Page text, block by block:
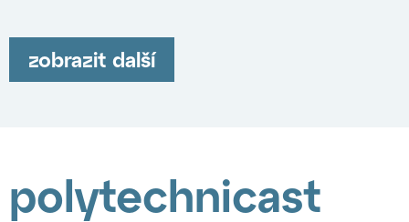
zobrazit další
polytechnicast